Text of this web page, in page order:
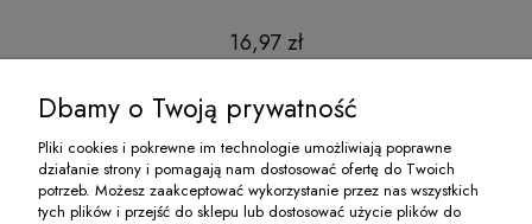
16,97 zł
O NAS
Dbamy o Twoją prywatność
Pliki cookies i pokrewne im technologie umożliwiają poprawne
działanie strony i pomagają nam dostosować ofertę do Twoich
potrzeb. Możesz zaakceptować wykorzystanie przez nas wszystkich
tych plików i przejść do sklepu lub dostosować użycie plików do